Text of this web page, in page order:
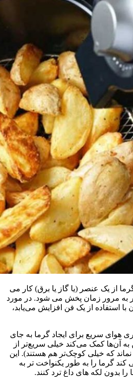
از یک عنصر (یا گاز یا برق) کار می
به مرور زمان پخش می شود. در مورد
استفاده از یک فن افزایش می‌یابد،
هوای سریع برای ایجاد گرما به جای
به آن‌ها کمک می‌کند خیلی سریع‌تر از
نماند که خیلی کوچک‌تر هم هستند). این
کند گرما را به طور یکنواخت تر به
بدون لکه های داغ ترد کنند.